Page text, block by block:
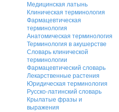
Медицинская латынь
Клиническая терминология
Фармацевтическая
терминология
Анатомическая терминология
Терминология в акушерстве
Словарь клинической
терминологии
Фармацевтический словарь
Лекарственные растения
Юридическая терминология
Русско-латинский словарь
Крылатые фразы и
выражения